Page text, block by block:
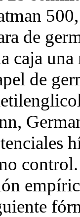
de
caja
de